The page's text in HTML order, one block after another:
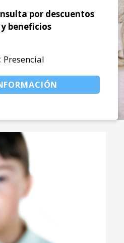
por descuentos
beneficios
Presencial